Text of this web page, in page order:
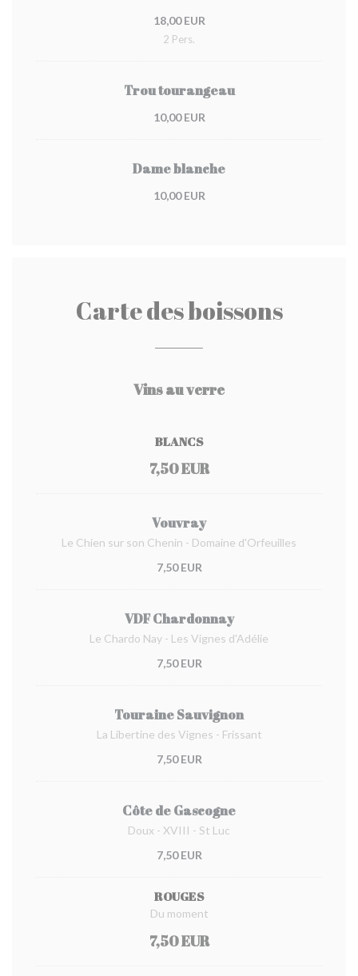
18,00 EUR
2 Pers.
Trou tourangeau
10,00 EUR
Dame blanche
10,00 EUR
Carte des boissons
Vins au verre
BLANCS
7,50 EUR
Vouvray
Le Chien sur son Chenin - Domaine d'Orfeuilles
7,50 EUR
VDF Chardonnay
Le Chardo Nay - Les Vignes d'Adélie
7,50 EUR
Touraine Sauvignon
La Libertine des Vignes - Frissant
7,50 EUR
Côte de Gascogne
Doux - XVIII - St Luc
7,50 EUR
ROUGES
Du moment
7,50 EUR